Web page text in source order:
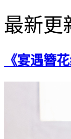
最新更
《宴遇簪